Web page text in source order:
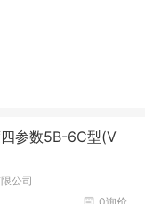
参数5B-6C型(V
公司